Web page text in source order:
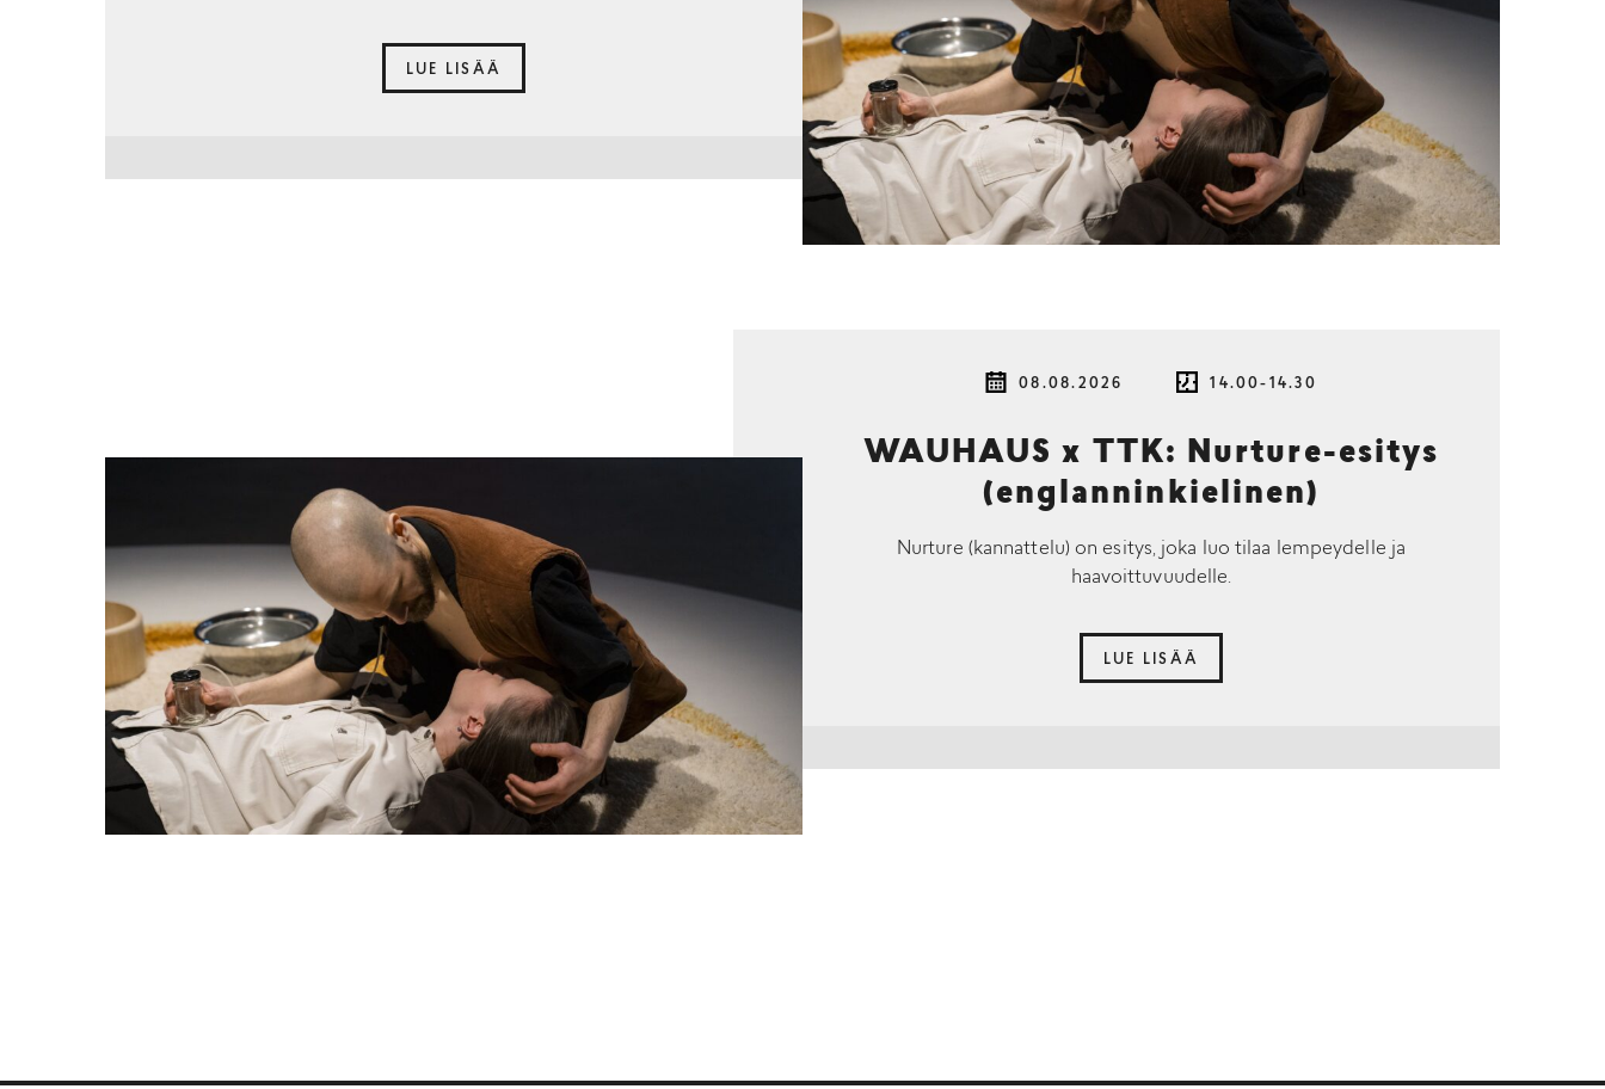
LUE LISÄÄ
08.08.2026 14.00-14.30
WAUHAUS x TTK: Nurture-esitys
(englanninkielinen)
Nurture (kannattelu) on esitys, joka luo tilaa lempeydelle ja
haavoittuvuudelle.
LUE LISÄÄ